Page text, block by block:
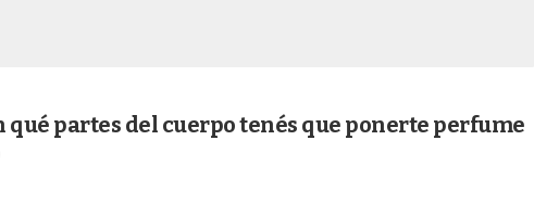
qué partes del cuerpo tenés que ponerte perfume